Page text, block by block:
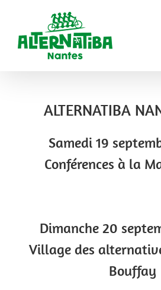
ALTERNATIBA
Samedi 19
Conférences à la
Dimanche 20
Village des
Bouffay